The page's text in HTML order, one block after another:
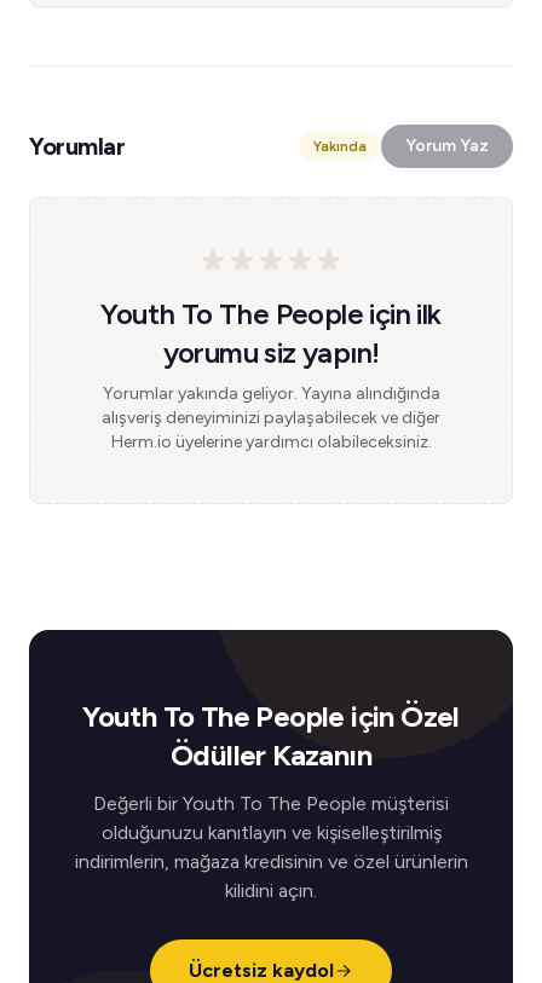
Yorumlar Yakında Yorum Yaz
Youth To The People için ilk
yorumu siz yapın!
Yorumlar yakında geliyor. Yayına alındığında
alışveriş deneyiminizi paylaşabilecek ve diğer
Herm.io üyelerine yardımcı olabileceksiniz.
Youth To The People için Özel
Ödüller Kazanın
Değerli bir Youth To The People müşterisi
olduğunuzu kanıtlayın ve kişiselleştirilmiş
indirimlerin, mağaza kredisinin ve özel ürünlerin
kilidini açın.
Ücretsiz kaydol